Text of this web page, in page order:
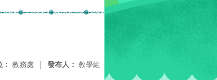
發布人： 教學組
教務處 |